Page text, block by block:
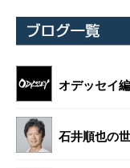
オデッセイ
石井順也の